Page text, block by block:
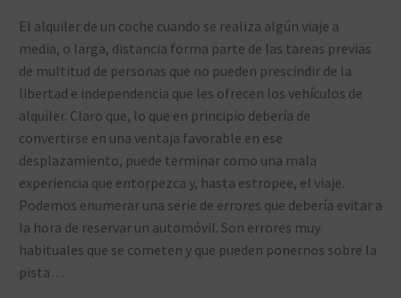
El alquiler de un coche cuando se realiza algún viaje a
media, o larga, distancia forma parte de las tareas previas
de multitud de personas que no pueden prescindir de la
libertad e independencia que les ofrecen los vehículos de
alquiler. Claro que, lo que en principio debería de
convertirse en una ventaja favorable en ese
desplazamiento, puede terminar como una mala
experiencia que entorpezca y, hasta estropee, el viaje.
Podemos enumerar una serie de errores que debería evitar a
la hora de reservar un automóvil. Son errores muy
habituales que se cometen y que pueden ponernos sobre la
pista…